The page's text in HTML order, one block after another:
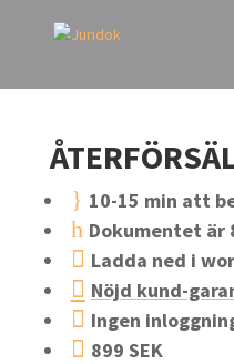
} 10-15 min att
h Dokumentet är
 Ladda ned i
 Nöjd kund-
 Ingen
 899 SEK